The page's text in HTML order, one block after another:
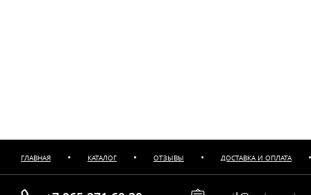
ГЛАВНАЯ • КАТАЛОГ • ОТЗЫВЫ • ДОСТАВКА И ОПЛАТА •